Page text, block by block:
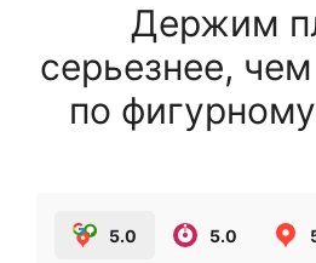
Держим
серьезнее,
по
5.0 5.0